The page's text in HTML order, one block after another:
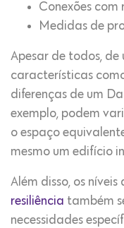
Conexões com
Medidas de
Apesar de todos,
características
diferenças de um
exemplo, podem
o espaço
mesmo um edifício
Além disso, os níveis
resiliência também
necessidades